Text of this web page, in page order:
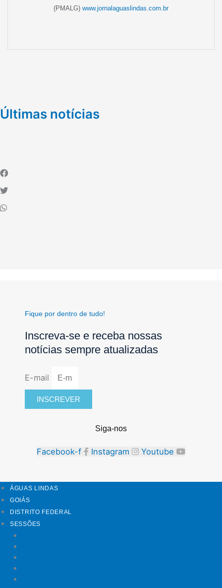
(PMALG) www.jornalaguaslindas.com.br
Últimas notícias
Fique por dentro de tudo!
Inscreva-se e receba nossas
notícias sempre atualizadas
E-mail
INSCREVER
Siga-nos
Facebook-f Instagram Youtube
ÁGUAS LINDAS
GOIÁS
DISTRITO FEDERAL
SESSÕES